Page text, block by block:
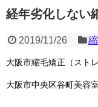
経年劣化しない
2019/11/26
大阪市縮毛矯正（スト
大阪市中央区谷町美容